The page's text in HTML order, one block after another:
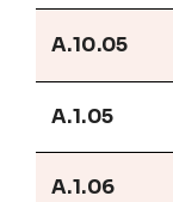
A.10.05
A.1.05
A.1.06